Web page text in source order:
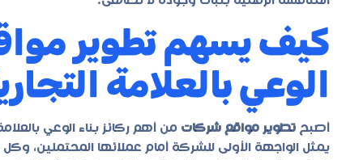
كيف يسهم تطوير
الوعي بالعلامة
أصبح تطوير مواقع شركات من أهم ركائز بناء الوعي
يمثل الواجهة الأولى للشركة أمام عملائها المحتملين،